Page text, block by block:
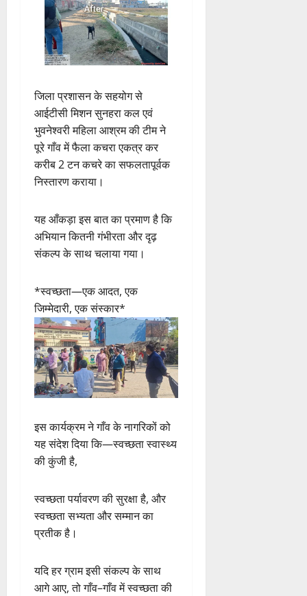
जिला प्रशासन के सहयोग से
आईटीसी मिशन सुनहरा कल एवं
भुवनेश्वरी महिला आश्रम की टीम ने
पूरे गाँव में फैला कचरा एकत्र कर
करीब 2 टन कचरे का सफलतापूर्वक
निस्तारण कराया।
यह आँकड़ा इस बात का प्रमाण है कि
अभियान कितनी गंभीरता और दृढ़
संकल्प के साथ चलाया गया।
*स्वच्छता—एक आदत, एक
जिम्मेदारी, एक संस्कार*
इस कार्यक्रम ने गाँव के नागरिकों को
यह संदेश दिया कि—स्वच्छता स्वास्थ्य
की कुंजी है,
स्वच्छता पर्यावरण की सुरक्षा है, और
स्वच्छता सभ्यता और सम्मान का
प्रतीक है।
यदि हर ग्राम इसी संकल्प के साथ
आगे आए, तो गाँव–गाँव में स्वच्छता की